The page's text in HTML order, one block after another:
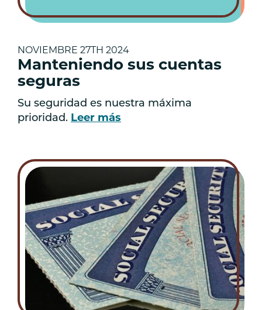
NOVIEMBRE 27TH 2024
Manteniendo sus cuentas
seguras
Su seguridad es nuestra máxima
prioridad. Leer más